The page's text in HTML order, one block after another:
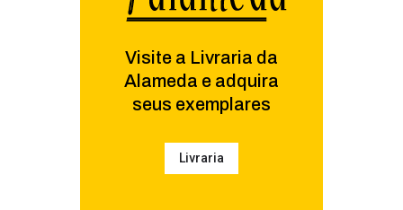
Visite a Livraria da
Alameda e adquira
seus exemplares
Livraria